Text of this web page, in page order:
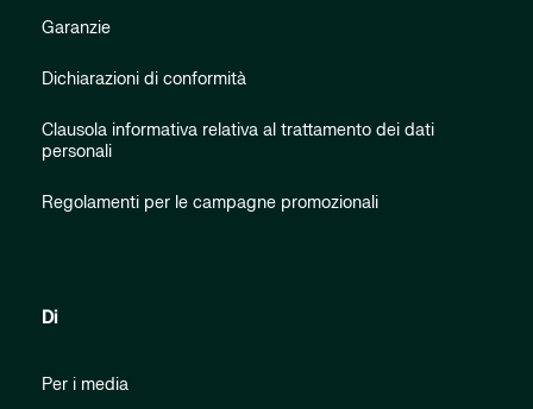
Garanzie
Dichiarazioni di conformità
Clausola informativa relativa al trattamento dei dati
personali
Regolamenti per le campagne promozionali
Di
Per i media